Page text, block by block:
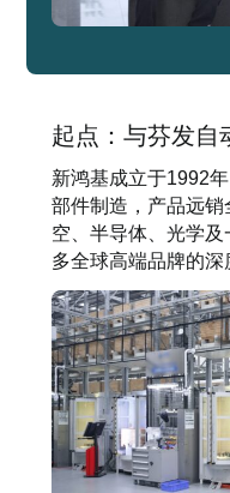
起点：与芬发自
新鸿基成立于1992
部件制造，产品远
空、半导体、光学
多全球高端品牌的深